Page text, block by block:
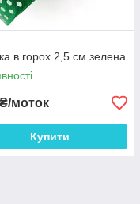
в горох 2,5 см зелена
₴/моток
Купити